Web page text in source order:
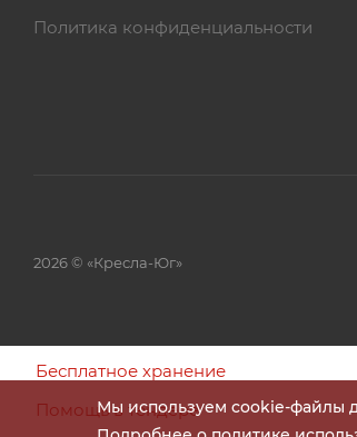
Политика конфиденциальности
2026 © «Кресла-Юг»
Бесплатное хранение
Помощь в тендере
Мы используем cookie-файлы